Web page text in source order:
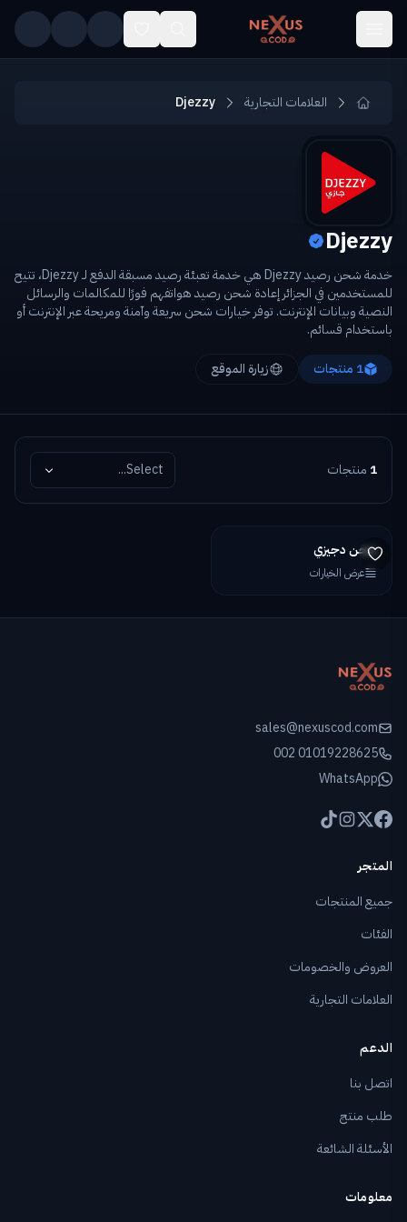
Skip to main content
العلامات التجارية Djezzy
Djezzy
خدمة شحن رصيد Djezzy هي خدمة تعبئة رصيد مسبقة الدفع لـ Djezzy، تتيح
للمستخدمين في الجزائر إعادة شحن رصيد هواتفهم فورًا للمكالمات والرسائل
النصية وبيانات الإنترنت. توفر خيارات شحن سريعة وآمنة ومريحة عبر الإنترنت أو
باستخدام قسائم.
1 منتجات زيارة الموقع
1 منتجات Select...
شحن دجيزي
عرض الخيارات
sales@nexuscod.com
002 01019228625
WhatsApp
المتجر
جميع المنتجات
الفئات
العروض والخصومات
العلامات التجارية
الدعم
اتصل بنا
طلب منتج
الأسئلة الشائعة
معلومات